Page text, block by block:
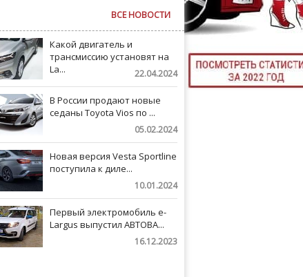
ТЮНИНГ
Значения лампочек на
приборной панели авто
ВСЕ НОВОСТИ
Какой двигатель и
трансмиссию установят на
La...
22.04.2024
В России продают новые
седаны Toyota Vios по ...
05.02.2024
Новая версия Vesta Sportline
поступила к диле...
10.01.2024
Первый электромобиль e-
Largus выпустил АВТОВА...
16.12.2023